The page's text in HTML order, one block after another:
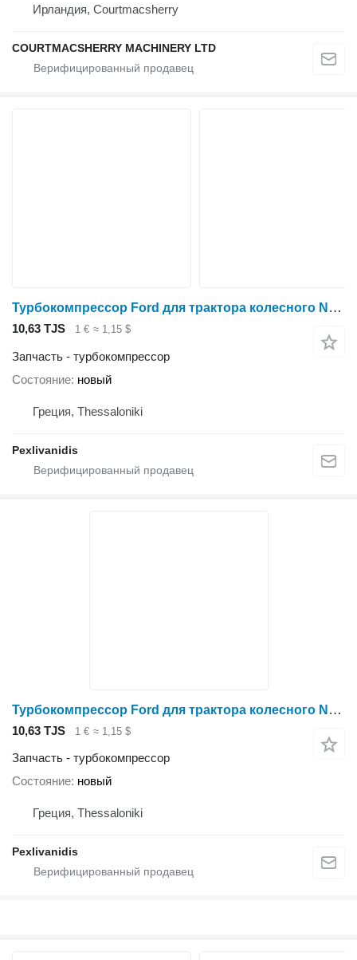
Ирландия, Courtmacsherry
COURTMACSHERRY MACHINERY LTD
Турбокомпрессор Ford для трактора колесного New Holland
10,63 TJS 1 € ≈ 1,15 $
Запчасть - турбокомпрессор
Состояние новый
Греция, Thessaloniki
Pexlivanidis
Турбокомпрессор Ford для трактора колесного New Holland 5010
10,63 TJS 1 € ≈ 1,15 $
Запчасть - турбокомпрессор
Состояние новый
Греция, Thessaloniki
Pexlivanidis